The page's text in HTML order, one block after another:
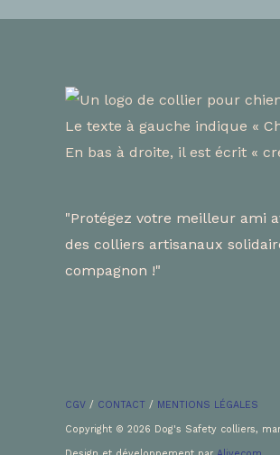
"Protégez votre meilleur ami
des colliers artisanaux
compagnon !"
CGV / CONTACT / MENTIONS LÉGALES
Copyright © 2026 Dog's Safety colliers,